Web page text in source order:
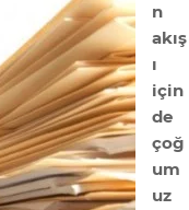
n
akış
ı
için
de
çoğ
um
uz